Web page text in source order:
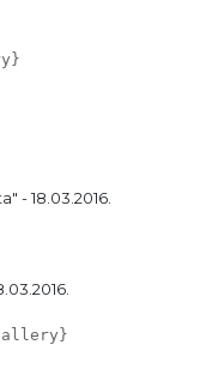
- 18.03.2016.